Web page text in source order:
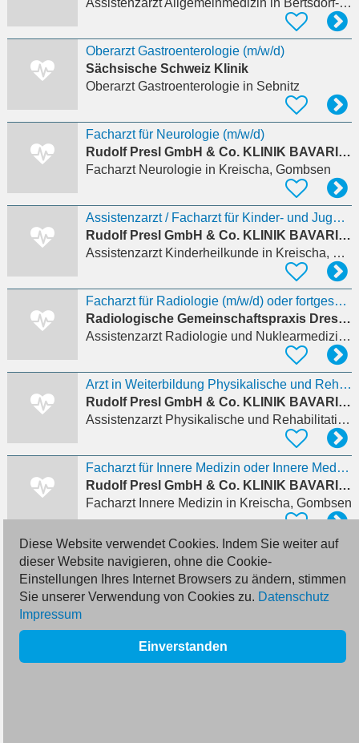
Assistenzarzt Allgemeinmedizin in Bertsdorf-Hörnitz
Oberarzt Gastroenterologie (m/w/d)
Sächsische Schweiz Klinik
Oberarzt Gastroenterologiein Sebnitz
Facharzt für Neurologie (m/w/d)
Rudolf Presl GmbH & Co. KLINIK BAVARIA Rehabilitations KG
Facharzt Neurologiein Kreischa, Gombsen
Assistenzarzt / Facharzt für Kinder- und Jugendmedizin (m/w/d)
Rudolf Presl GmbH & Co. KLINIK BAVARIA Rehabilitations KG
Assistenzarzt Kinderheilkundein Kreischa, Gombsen
Facharzt für Radiologie (m/w/d) oder fortgeschrittener Assistenzarzt (m/w/d)
Radiologische Gemeinschaftspraxis Dresden-Gorbitz
Assistenzarzt Radiologie und Nuklearmedizinin
Arzt in Weiterbildung Physikalische und Rehabilitative Medizin (m/w/d)
Rudolf Presl GmbH & Co. KLINIK BAVARIA Rehabilitations KG
Assistenzarzt Physikalische und Rehabilitative Medizin
Facharzt für Innere Medizin oder Innere Medizin und Infektiologie (m/w/d)
Rudolf Presl GmbH & Co. KLINIK BAVARIA Rehabilitations KG
Facharzt Innere Medizin in Kreischa, Gombsen
Oberarzt Neurologie - Leitung Stroke Unit (w/m/d)
ELBLAND Polikliniken GmbH
Oberarzt Neurologiein Meißen
Assistenzarzt (m/w/d) Allgemeinmedizin – Klinik für Unfallchirurgie und Orthopädie
Rudolf Virchow Klinikum Glauchau
Diese Website verwendet Cookies. Indem Sie weiter auf
dieser Website navigieren, ohne die Cookie-
Einstellungen Ihres Internet Browsers zu ändern, stimmen
Sie unserer Verwendung von Cookies zu. Datenschutz
Impressum
Einverstanden